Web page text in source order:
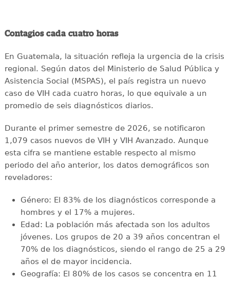
Contagios cada cuatro horas
En Guatemala, la situación refleja la urgencia de la crisis
regional. Según datos del Ministerio de Salud Pública y
Asistencia Social (MSPAS), el país registra un nuevo
caso de VIH cada cuatro horas, lo que equivale a un
promedio de seis diagnósticos diarios.
Durante el primer semestre de 2026, se notificaron
1,079 casos nuevos de VIH y VIH Avanzado. Aunque
esta cifra se mantiene estable respecto al mismo
periodo del año anterior, los datos demográficos son
reveladores:
Género: El 83% de los diagnósticos corresponde a
hombres y el 17% a mujeres.
Edad: La población más afectada son los adultos
jóvenes. Los grupos de 20 a 39 años concentran el
70% de los diagnósticos, siendo el rango de 25 a 29
años el de mayor incidencia.
Geografía: El 80% de los casos se concentra en 11